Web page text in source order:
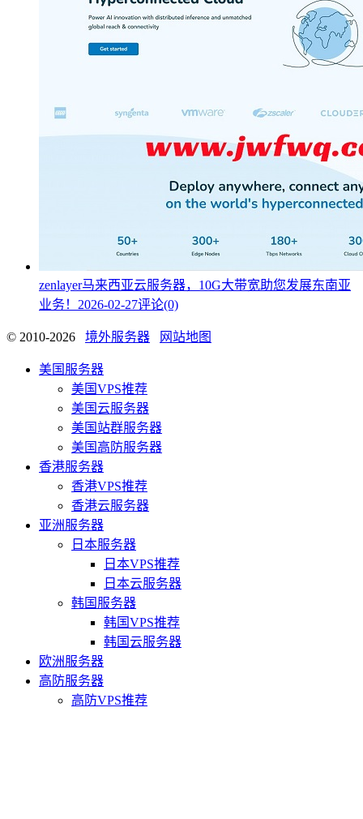
zenlayer马来西亚云服务器，10G大带宽助您发展东南亚
业务！ 2026-02-27评论(0)
© 2010-2026 境外服务器 网站地图
美国服务器
美国VPS推荐
美国云服务器
美国站群服务器
美国高防服务器
香港服务器
香港VPS推荐
香港云服务器
亚洲服务器
日本服务器
日本VPS推荐
日本云服务器
韩国服务器
韩国VPS推荐
韩国云服务器
欧洲服务器
高防服务器
高防VPS推荐